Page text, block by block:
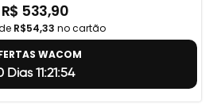
R$ 533,90
R$54,33 no cartão
WACOM
Dias 11:21:54